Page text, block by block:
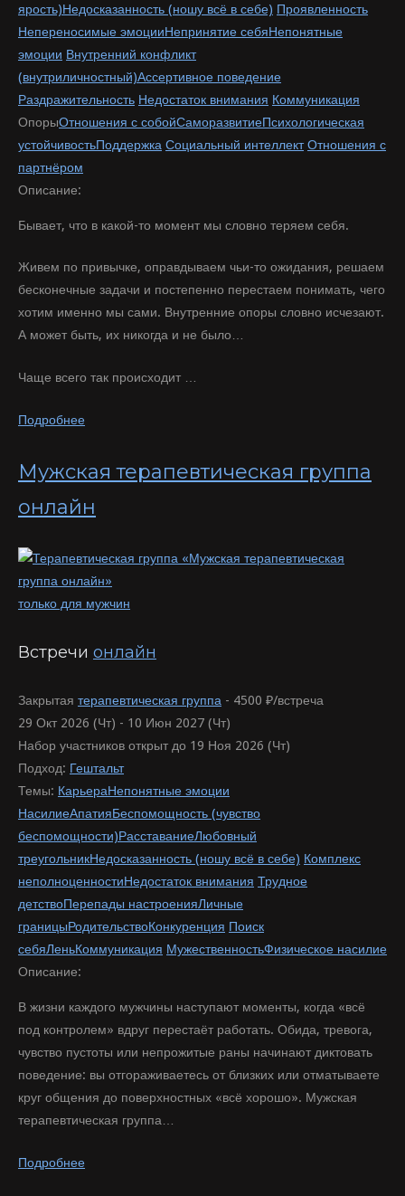
ярость)Недосказанность (ношу всё в себе) Проявленность
Непереносимые эмоцииНепринятие себяНепонятные
эмоции Внутренний конфликт
(внутриличностный)Ассертивное поведение
Раздражительность Недостаток внимания Коммуникация
ОпорыОтношения с собойСаморазвитиеПсихологическая
устойчивостьПоддержка Социальный интеллект Отношения с
партнёром
Описание:
Бывает, что в какой-то момент мы словно теряем себя.
Живем по привычке, оправдываем чьи-то ожидания, решаем
бесконечные задачи и постепенно перестаем понимать, чего
хотим именно мы сами. Внутренние опоры словно исчезают.
А может быть, их никогда и не было…
Чаще всего так происходит …
Подробнее
Мужская терапевтическая группа
онлайн
только для мужчин
Встречи онлайн
Закрытая терапевтическая группа - 4500 ₽/встреча
29 Окт 2026 (Чт) - 10 Июн 2027 (Чт)
Набор участников открыт до 19 Ноя 2026 (Чт)
Подход: Гештальт
Темы: КарьераНепонятные эмоции
НасилиеАпатияБеспомощность (чувство
беспомощности)РасставаниеЛюбовный
треугольникНедосказанность (ношу всё в себе) Комплекс
неполноценностиНедостаток внимания Трудное
детствоПерепады настроенияЛичные
границыРодительствоКонкуренция Поиск
себяЛеньКоммуникация МужественностьФизическое насилие
Описание:
В жизни каждого мужчины наступают моменты, когда «всё
под контролем» вдруг перестаёт работать. Обида, тревога,
чувство пустоты или непрожитые раны начинают диктовать
поведение: вы отгораживаетесь от близких или отматываете
круг общения до поверхностных «всё хорошо». Мужская
терапевтическая группа…
Подробнее